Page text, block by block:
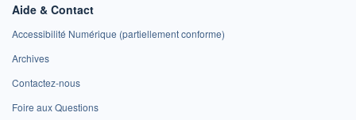
Aide & Contact
Accessibilité Numérique (partiellement conforme)
Archives
Contactez-nous
Foire aux Questions